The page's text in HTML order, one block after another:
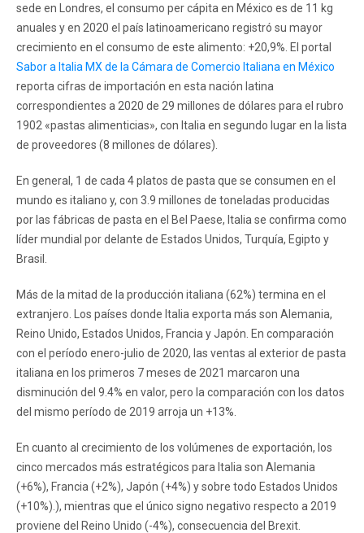
sede en Londres, el consumo per cápita en México es de 11 kg
anuales y en 2020 el país latinoamericano registró su mayor
crecimiento en el consumo de este alimento: +20,9%. El portal
Sabor a Italia MX de la Cámara de Comercio Italiana en México
reporta cifras de importación en esta nación latina
correspondientes a 2020 de 29 millones de dólares para el rubro
1902 «pastas alimenticias», con Italia en segundo lugar en la lista
de proveedores (8 millones de dólares).
En general, 1 de cada 4 platos de pasta que se consumen en el
mundo es italiano y, con 3.9 millones de toneladas producidas
por las fábricas de pasta en el Bel Paese, Italia se confirma como
líder mundial por delante de Estados Unidos, Turquía, Egipto y
Brasil.
Más de la mitad de la producción italiana (62%) termina en el
extranjero. Los países donde Italia exporta más son Alemania,
Reino Unido, Estados Unidos, Francia y Japón. En comparación
con el período enero-julio de 2020, las ventas al exterior de pasta
italiana en los primeros 7 meses de 2021 marcaron una
disminución del 9.4% en valor, pero la comparación con los datos
del mismo período de 2019 arroja un +13%.
En cuanto al crecimiento de los volúmenes de exportación, los
cinco mercados más estratégicos para Italia son Alemania
(+6%), Francia (+2%), Japón (+4%) y sobre todo Estados Unidos
(+10%).), mientras que el único signo negativo respecto a 2019
proviene del Reino Unido (-4%), consecuencia del Brexit.